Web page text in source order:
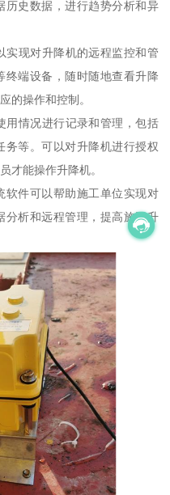
历史数据，进行趋势分析和异
实现对升降机的远程监控和管
终端设备，随时随地查看升降
的操作和控制。
用情况进行记录和管理，包括
务等。可以对升降机进行授权
才能操作升降机。
软件可以帮助施工单位实现对
分析和远程管理，提高施工升